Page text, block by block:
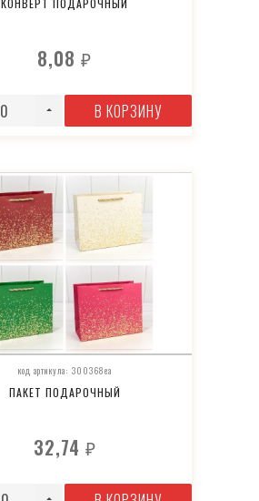
КОНВЕРТ ПОДАРОЧНЫЙ
8,08₽
В КОРЗИНУ
код артикула: 300368ea
ПАКЕТ ПОДАРОЧНЫЙ
32,74 ₽